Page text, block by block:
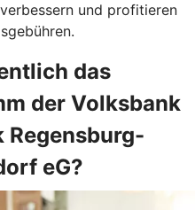
und profitieren
das
der Volksbank
Regensburg-
eG?